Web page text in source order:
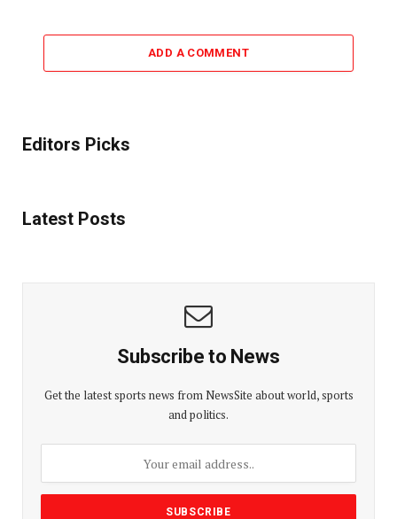
ADD A COMMENT
Editors Picks
Latest Posts
Subscribe to News
Get the latest sports news from NewsSite about world, sports
and politics.